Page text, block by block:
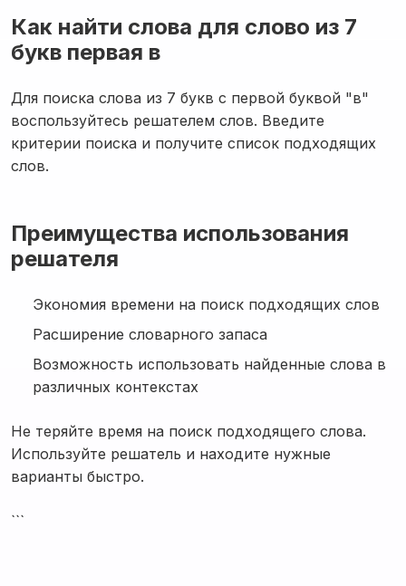
Как найти слова для слово из 7
букв первая в
Для поиска слова из 7 букв с первой буквой "в"
воспользуйтесь решателем слов. Введите
критерии поиска и получите список подходящих
слов.
Преимущества использования
решателя
Экономия времени на поиск подходящих слов
Расширение словарного запаса
Возможность использовать найденные слова в
различных контекстах
Не теряйте время на поиск подходящего слова.
Используйте решатель и находите нужные
варианты быстро.
```